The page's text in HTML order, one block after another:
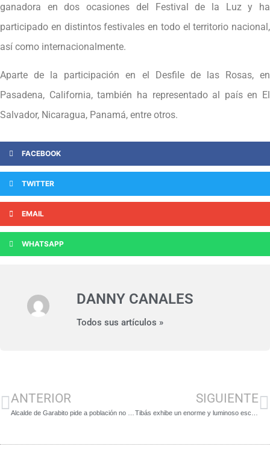
ganadora en dos ocasiones del Festival de la Luz y ha
participado en distintos festivales en todo el territorio nacional,
así como internacionalmente.
Aparte de la participación en el Desfile de las Rosas, en
Pasadena, California, también ha representado al país en El
Salvador, Nicaragua, Panamá, entre otros.
FACEBOOK
TWITTER
EMAIL
WHATSAPP
DANNY CANALES
Todos sus artículos »
ANTERIOR SIGUIENTE